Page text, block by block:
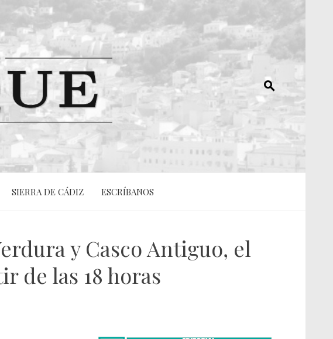
SIERRA DE CÁDIZ ESCRÍBANOS
y Casco Antiguo, el
de las 18 horas